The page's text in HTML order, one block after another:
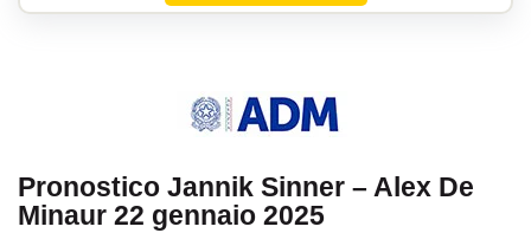
apre
nuova
Pronostico Jannik Sinner – Alex De
Minaur 22 gennaio 2025